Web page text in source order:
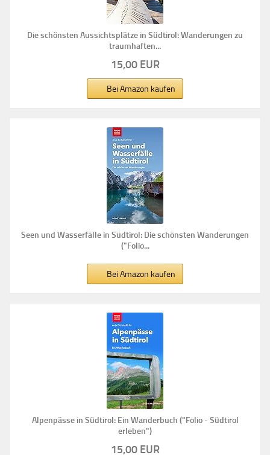
Die schönsten Aussichtsplätze in Südtirol: Wanderungen zu
traumhaften...
15,00 EUR
Bei Amazon kaufen
Seen und Wasserfälle in Südtirol: Die schönsten Wanderungen
("Folio...
Bei Amazon kaufen
Alpenpässe in Südtirol: Ein Wanderbuch ("Folio - Südtirol
erleben")
15,00 EUR